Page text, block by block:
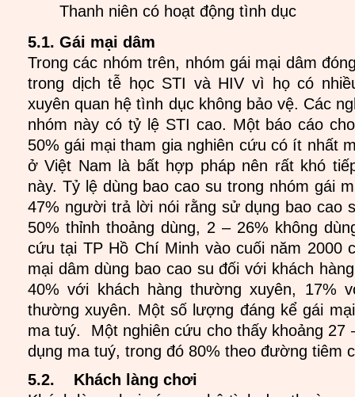
Thanh niên có hoạt động tình dục
5.1. Gái mại dâm
Trong các nhóm trên, nhóm gái mại dâm
trong dịch tễ học STI và HIV vì họ có
xuyên quan hệ tình dục không bảo vệ. Các
nhóm này có tỷ lệ STI cao. Một báo cáo
50% gái mại tham gia nghiên cứu có ít nhất
ở Việt Nam là bất hợp pháp nên rất khó
này. Tỷ lệ dùng bao cao su trong nhóm gái
47% người trả lời nói rằng sử dụng bao cao
50% thỉnh thoảng dùng, 2 – 26% không
cứu tại TP Hồ Chí Minh vào cuối năm 2000
mại dâm dùng bao cao su đối với khách
40% với khách hàng thường xuyên, 17%
thường xuyên. Một số lượng đáng kể gái
ma tuý. Một nghiên cứu cho thấy khoảng 27
dụng ma tuý, trong đó 80% theo đường tiêm
5.2. Khách làng chơi